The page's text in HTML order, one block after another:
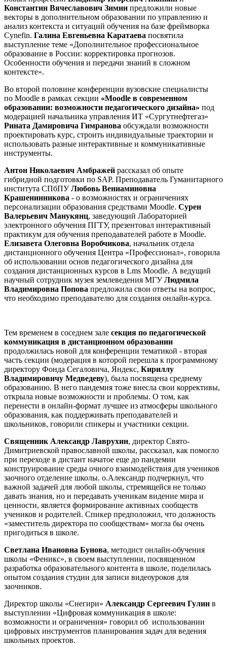
Константин Вячеславович Зимин предложили новые
векторы в дополнительном образовании по управлению и
анализ контекста и ситуаций обучения на базе фреймворка
Cynefin. Галина Евгеньевна Каратаева посвятила
выступление теме «Дополнительное профессиональное
образование в России: корректировка прогнозов.
Особенности обучения и передачи знаний в сложном
контексте».
Во второй половине конференции вузовские специалисты
по Moodle в рамках секции «Moodle в современном
образовании: возможности педагогического дизайна» под
модерацией начальника управления ИТ «Сургутнефтегаз»
Рината Дамировича Гимранова обсуждали возможности
проектировать курс, строить индивидуальные траектории и
использовать разные интерактивные и коммуникативные
инструменты.
Антон Николаевич Амбражей рассказал об опыте
гибридной подготовки по SAP. Преподаватель Гуманитарного
института СПбПУЛюбовь Вениаминовна
Крашенинникова - о возможностях и ограничениях
персонализации образования средствами Moodle. Сурен
Валерьевич Манукянц, заведующий Лабораторией
электронного обучения ПГТУ, презентовал интерактивный
практикум для обучения преподавателей работе в Moodle.
Елизавета Олеговна Воробчикова, начальник отдела
дистанционного обучения Центра «Профессионал», говорила
об использовании основ педагогического дизайна для
создания дистанционных курсов в Lms Moodle. А ведущий
научный сотрудник музея землеведения МГУЛюдмила
Владимировна Попова предложила свои ответы на вопрос,
что необходимо преподавателю для создания онлайн-курса.
Тем временем в соседнем зале секция по педагогической
коммуникация в дистанционном образовании
продолжилась новой для конференции тематикой - вторая
часть секции (модерация в которой перешла к программному
директору Фонда Сегаловича, Яндекс, Кириллу
Владимировичу Медведеву), была посвящена среднему
образованию. В него пандемия тоже внесла свои коррективы,
открыла новые возможности и проблемы. О том, как
перенести в онлайн-формат лучшее из атмосферы школьного
образования, как поддерживать преподавателей и
школьников, говорили спикеры и участники секции.
Священник Александр Лаврухин, директор Свято-
Димитриевской православной школы, рассказал, как помогло
при переходе в дистант начатое еще до пандемии
конструирование среды очного взаимодействия для учеников
заочного отделение школы. о.Александр подчеркнул, что
важной задачей для любой школы, стремящейся не только
давать знания, но и передавать ученикам видение мира и
ценности, является формирование активных сообществ
учеников и родителей. Спикер предположил, что должность
«заместитель директора по сообществам» могла бы очень
пригодиться в школе.
Светлана Ивановна Бунова, методист онлайн-обучения
школы «Феникс», в своем выступлении, посвященном
разработка образовательного контента в школе, поделилась
опытом создания студии для записи видеоуроков для
заочников.
Директор школы «Снегири» Александр Сергеевич Гулин в
выступлении «Цифровая коммуникация в школе:
возможности и ограничения» говорил об использовании
цифровых инструментов планирования задач для ведения
школьных проектов.